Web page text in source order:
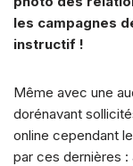
e
b
o
k
s
les campagnes
instructif !
Même avec une
dorénavant
online cependant
par ces dernières :